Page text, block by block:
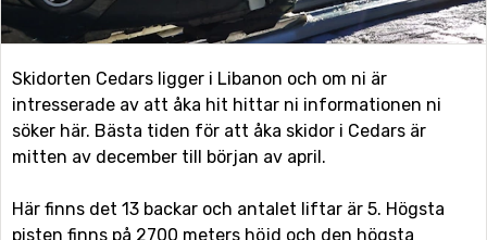
Skidorten Cedars ligger i Libanon och om ni är
intresserade av att åka hit hittar ni informationen ni
söker här. Bästa tiden för att åka skidor i Cedars är
mitten av december till början av april.
Här finns det 13 backar och antalet liftar är 5. Högsta
pisten finns på 2700 meters höjd och den högsta